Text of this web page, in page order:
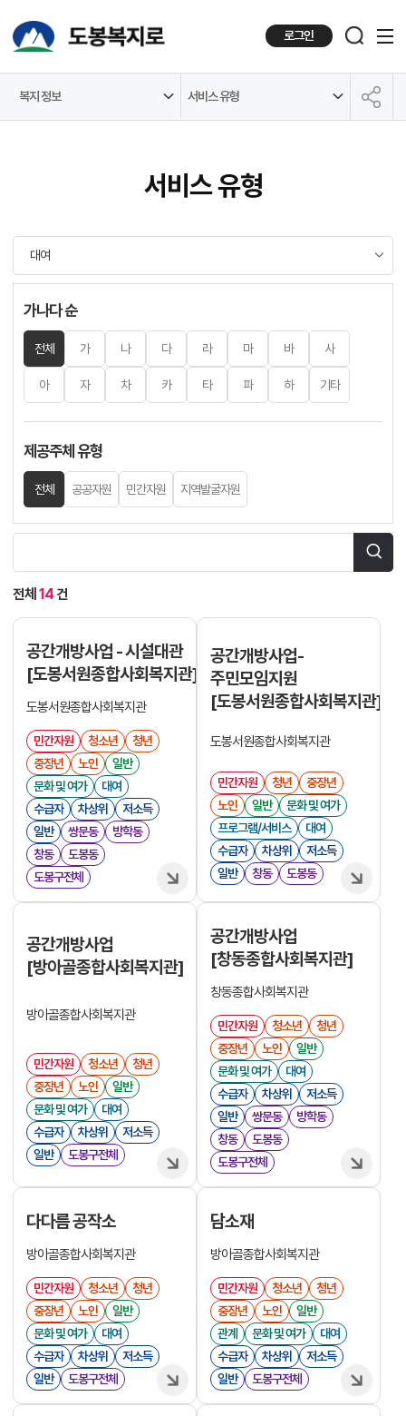
로그인
복지 정보 서비스 유형
서비스 유형
가나다 순
전체 가 나 다 라 마 바 사
아 자 차 카 타 파 하 기타
제공주체 유형
전체 공공자원 민간자원 지역발굴자원
전체 14 건
공간개방사업 - 시설대관
[도봉서원종합사회복지관]
도봉서원종합사회복지관
민간자원 청소년
청년
중장년
노인
일반
문화 및 여가
대여
수급자
차상위
저소득
일반
쌍문동
방학동
창동
도봉동
도봉구전체
공간개방사업-
주민모임지원
[도봉서원종합사회복지관]
도봉서원종합사회복지관
민간자원 청년
중장년
노인
일반
문화 및 여가
프로그램/서비스
대여
수급자
차상위
저소득
일반
창동 도봉동
공간개방사업
[방아골종합사회복지관]
방아골종합사회복지관
민간자원 청소년
청년
중장년
노인
일반
문화 및 여가
대여
수급자
차상위
저소득
일반
도봉구전체
공간개방사업
[창동종합사회복지관]
창동종합사회복지관
민간자원 청소년
청년
중장년
노인
일반
문화 및 여가
대여
수급자
차상위
저소득
일반
쌍문동
방학동
창동
도봉동
도봉구전체
다다름 공작소
방아골종합사회복지관
민간자원 청소년
청년
중장년
노인
일반
문화 및 여가
대여
수급자
차상위
저소득
일반
도봉구전체
담소재
방아골종합사회복지관
민간자원 청소년
청년
중장년
노인
일반
관계
문화 및 여가
대여
수급자
차상위
저소득
일반
도봉구전체